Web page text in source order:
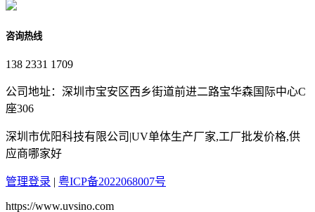
咨询热线
138 2331 1709
公司地址：深圳市宝安区西乡街道前进二路宝华森国际中心C
座306
深圳市优阳科技有限公司|UV单体生产厂家,工厂批发价格,供
应商哪家好
管理登录 | 粤ICP备2022068007号
https://www.uvsino.com